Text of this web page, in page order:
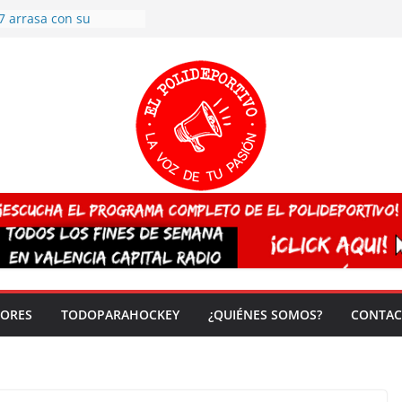
arrasa con su
España sub20
del mundo
vez!
TODOPARAHOCKEY ¿QUIÉNES SOMOS?